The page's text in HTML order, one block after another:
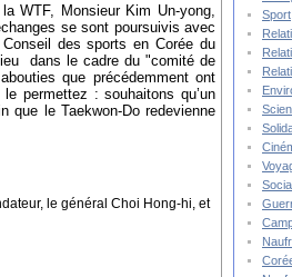
WTF, Monsieur Kim Un-yong,
se sont poursuivis avec
des sports en Corée du
dans le cadre du "comité de
que précédemment ont
permettez : souhaitons qu’un
que le Taekwon-Do redevienne
le général Choi Hong-hi, et
Sport